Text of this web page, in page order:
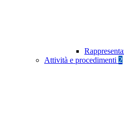
Attività e procedimenti 2